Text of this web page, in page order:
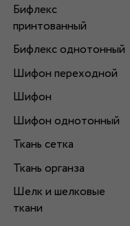
Бифлекс
принтованный
Бифлекс однотонный
Шифон переходной
Шифон
Шифон однотонный
Ткань сетка
Ткань органза
Шелк и шелковые
ткани